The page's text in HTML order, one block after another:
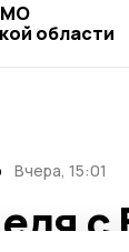
МО
области
Вчера, 15:01